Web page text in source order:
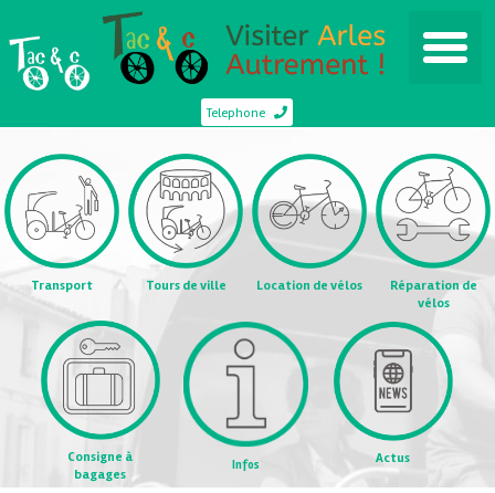
Telephone
Transport Tours de ville Location de vélos
Réparation de
vélos
Consigne à
bagages
Infos Actus